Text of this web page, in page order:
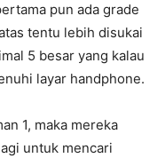
pun ada grade
tentu lebih disukai
5 besar yang kalau
layar handphone.
1, maka mereka
untuk mencari